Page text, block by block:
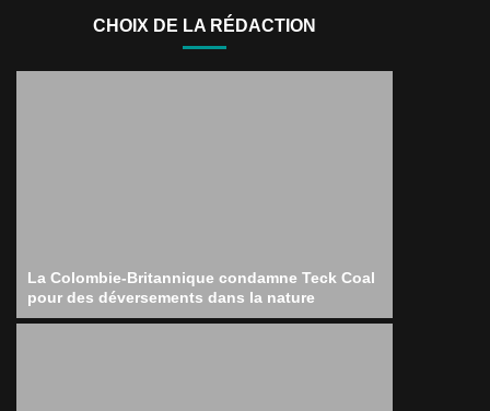
CHOIX DE LA RÉDACTION
La Colombie-Britannique condamne Teck Coal
pour des déversements dans la nature